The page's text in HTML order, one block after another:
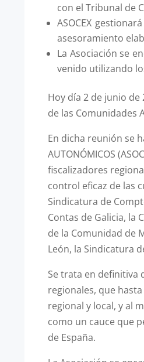
con el Tribunal de
ASOCEX
asesoramiento
La Asociación se
venido utilizando
Hoy día 2 de junio
de las Comunidades
En dicha reunión se
AUTONÓMICOS
fiscalizadores
control eficaz de las
Sindicatura de
Contas de Galicia, la
de la Comunidad de
León, la Sindicatura
Se trata en definitiva
regionales, que
regional y local, y al
como un cauce que
de España.